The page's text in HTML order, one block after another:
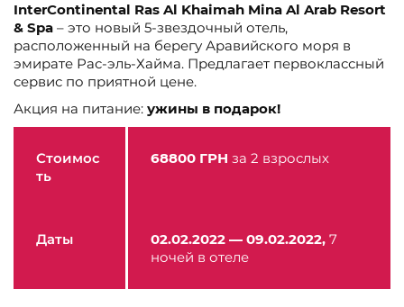
InterContinental Ras Al Khaimah Mina Al Arab Resort
& Spa – это новый 5-звездочный отель,
расположенный на берегу Аравийского моря в
эмирате Рас-эль-Хайма. Предлагает первоклассный
сервис по приятной цене.
Акция на питание: ужины в подарок!
Стоимос
ть
68800 ГРН за 2 взрослых
Даты 02.02.2022 — 09.02.2022, 7
ночей в отеле